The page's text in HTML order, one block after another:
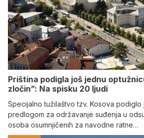
Priština podigla još jednu
zločin”: Na spisku 20 ljudi
Specijalno tužilaštvo tzv. Kosova podiglo
predlogom za održavanje suđenja u
osoba osumnjičenih za navodne ratne…